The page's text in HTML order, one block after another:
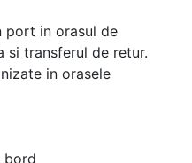
port in orasul de
si transferul de retur.
in orasele
bord